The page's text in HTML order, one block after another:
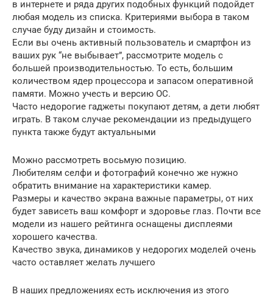
в интернете и ряда других подобных функций подойдет
любая модель из списка. Критериями выбора в таком
случае буду дизайн и стоимость.
Если вы очень активный пользователь и смартфон из
ваших рук “не выбывает”, рассмотрите модель с
большей производительностью. То есть, большим
количеством ядер процессора и запасом оперативной
памяти. Можно учесть и версию ОС.
Часто недорогие гаджеты покупают детям, а дети любят
играть. В таком случае рекомендации из предыдущего
пункта также будут актуальными
Можно рассмотреть восьмую позицию.
Любителям селфи и фотографий конечно же нужно
обратить внимание на характеристики камер.
Размеры и качество экрана важные параметры, от них
будет зависеть ваш комфорт и здоровье глаз. Почти все
модели из нашего рейтинга оснащены дисплеями
хорошего качества.
Качество звука, динамиков у недорогих моделей очень
часто оставляет желать лучшего
В наших предложениях есть исключения из этого